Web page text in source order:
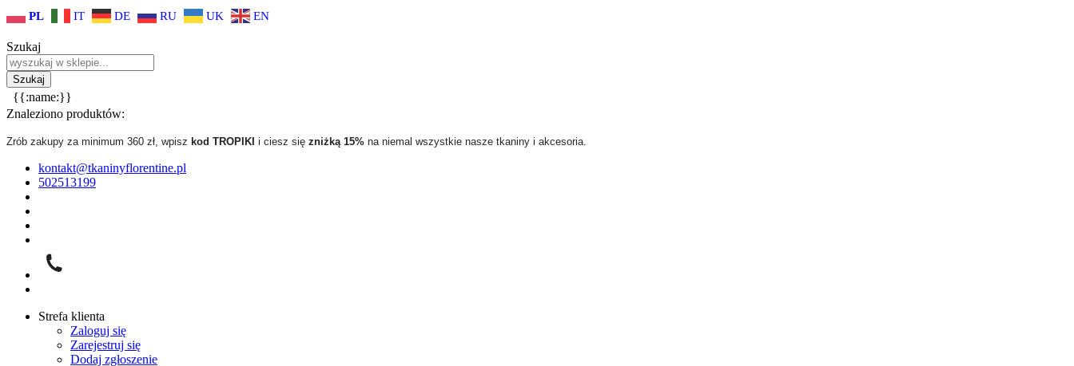
PL IT DE RU UK EN
Szukaj
{{:name:}}
Znaleziono produktów:
Zrób zakupy za minimum 360 zł, wpisz kod TROPIKI i ciesz się zniżką 15% na niemal wszystkie nasze tkaniny i akcesoria.
kontakt@tkaninyflorentine.pl
502513199
Strefa klienta
Zaloguj się
Zarejestruj się
Dodaj zgłoszenie